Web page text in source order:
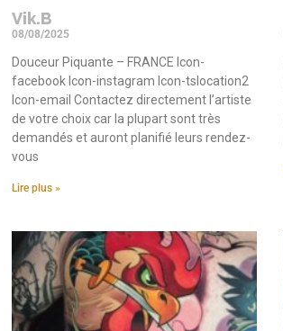
Vik.B
08/08/2025
Douceur Piquante – FRANCE Icon-
facebook Icon-instagram Icon-tslocation2
Icon-email Contactez directement l’artiste
de votre choix car la plupart sont très
demandés et auront planifié leurs rendez-
vous
Lire plus »